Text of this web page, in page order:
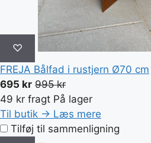
♡
FREJA Bålfad i rustjern Ø70 cm
695 kr 995 kr
49 kr fragt På lager
Til butik → Læs mere
Tilføj til sammenligning